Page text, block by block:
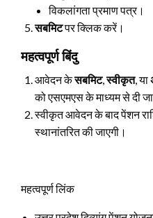
विकलांगता प्रमाण पत्र।
सबमिटपर क्लिक करें।
महत्वपूर्ण बिंदु
आवेदन केसबमिट,स्वीकृत, या
को एसएमएस के माध्यम से दी
स्वीकृत आवेदन के बाद पेंशन
स्थानांतरित की जाएगी।
महत्वपूर्ण लिंक